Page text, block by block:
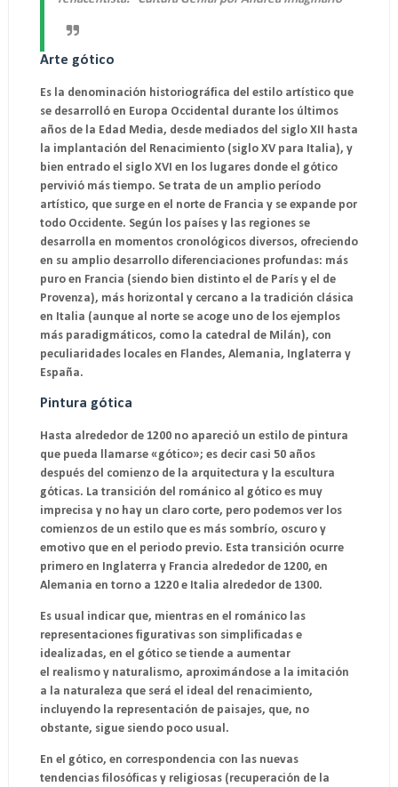
Arte gótico
Es la denominación historiográfica del estilo artístico que
se desarrolló en Europa Occidental durante los últimos
años de la Edad Media, desde mediados del siglo XII hasta
la implantación del Renacimiento (siglo XV para Italia), y
bien entrado el siglo XVI en los lugares donde el gótico
pervivió más tiempo. Se trata de un amplio período
artístico, que surge en el norte de Francia y se expande por
todo Occidente. Según los países y las regiones se
desarrolla en momentos cronológicos diversos, ofreciendo
en su amplio desarrollo diferenciaciones profundas: más
puro en Francia (siendo bien distinto el de París y el de
Provenza), más horizontal y cercano a la tradición clásica
en Italia (aunque al norte se acoge uno de los ejemplos
más paradigmáticos, como la catedral de Milán), con
peculiaridades locales en Flandes, Alemania, Inglaterra y
España.
Pintura gótica
Hasta alrededor de 1200 no apareció un estilo de pintura
que pueda llamarse «gótico»; es decir casi 50 años
después del comienzo de la arquitectura y la escultura
góticas. La transición del románico al gótico es muy
imprecisa y no hay un claro corte, pero podemos ver los
comienzos de un estilo que es más sombrío, oscuro y
emotivo que en el periodo previo. Esta transición ocurre
primero en Inglaterra y Francia alrededor de 1200, en
Alemania en torno a 1220 e Italia alrededor de 1300.
Es usual indicar que, mientras en el románico las
representaciones figurativas son simplificadas e
idealizadas, en el gótico se tiende a aumentar
el realismo y naturalismo, aproximándose a la imitación
a la naturaleza que será el ideal del renacimiento,
incluyendo la representación de paisajes, que, no
obstante, sigue siendo poco usual.
En el gótico, en correspondencia con las nuevas
tendencias filosóficas y religiosas (recuperación de la